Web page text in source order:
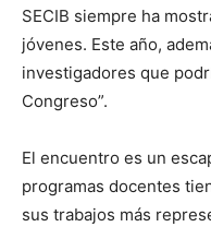
SECIB siempre ha
jóvenes. Este año,
investigadores que
Congreso”.
El encuentro es un
programas docentes
sus trabajos más